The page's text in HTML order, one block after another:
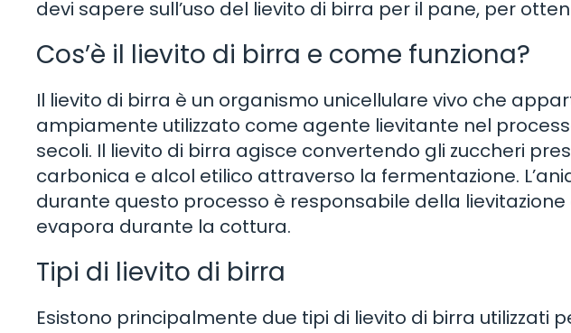
devi sapere sull’uso del lievito di birra per il pane, per
Cos’è il lievito di birra e come funziona?
Il lievito di birra è un organismo unicellulare vivo che
ampiamente utilizzato come agente lievitante nel
secoli. Il lievito di birra agisce convertendo gli zuccheri
carbonica e alcol etilico attraverso la fermentazione.
durante questo processo è responsabile della
evapora durante la cottura.
Tipi di lievito di birra
Esistono principalmente due tipi di lievito di birra utilizzati